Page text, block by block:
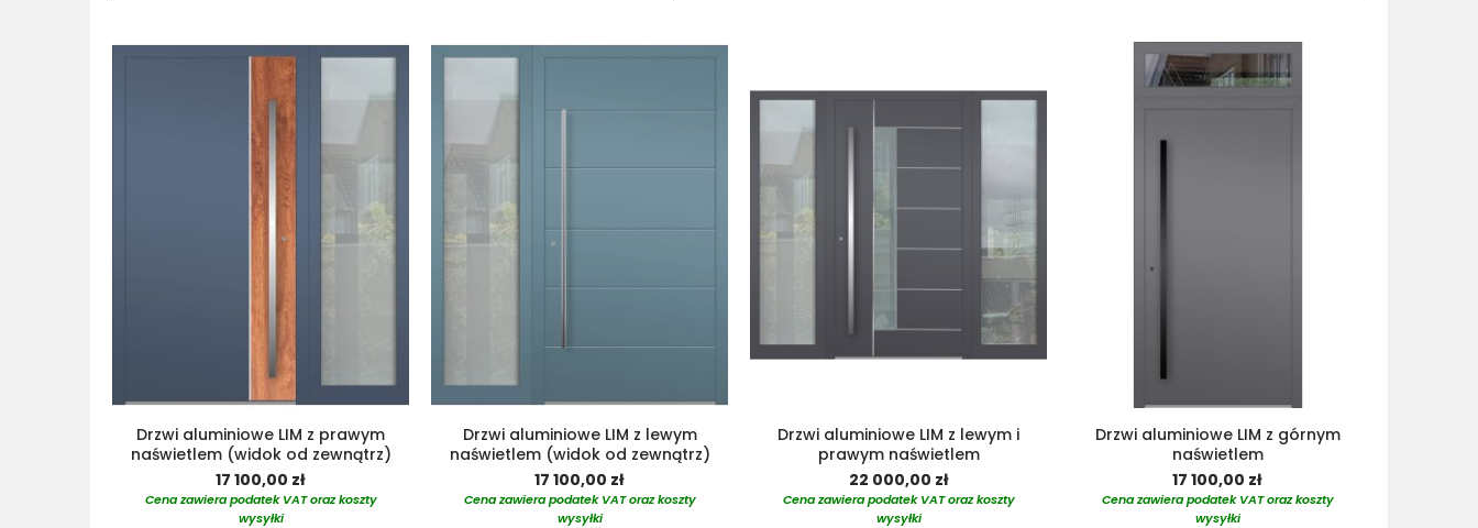
Drzwi aluminiowe LIM z prawym
naświetlem (widok od zewnątrz)
17 100,00 zł
Cena zawiera podatek VAT oraz koszty
wysyłki
Drzwi aluminiowe LIM z lewym
naświetlem (widok od zewnątrz)
17 100,00 zł
Cena zawiera podatek VAT oraz koszty
wysyłki
Drzwi aluminiowe LIM z lewym i
prawym naświetlem
22 000,00 zł
Cena zawiera podatek VAT oraz koszty
wysyłki
Drzwi aluminiowe LIM z górnym
naświetlem
17 100,00 zł
Cena zawiera podatek VAT oraz koszty
wysyłki